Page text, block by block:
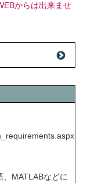
からは出来ませ
MATLABなどに